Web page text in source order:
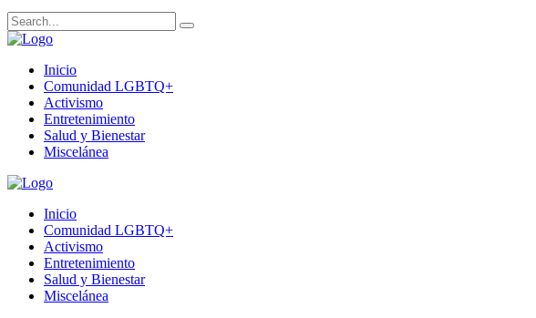
Inicio
Comunidad LGBTQ+
Activismo
Entretenimiento
Salud y Bienestar
Miscelánea
Inicio
Comunidad LGBTQ+
Activismo
Entretenimiento
Salud y Bienestar
Miscelánea